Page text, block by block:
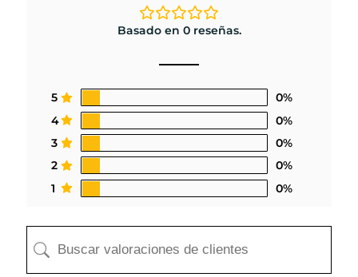
Basado en 0 reseñas.
5
0%
4
0%
3
0%
2
0%
1
0%